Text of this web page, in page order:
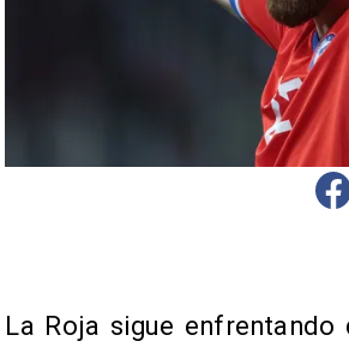
La Roja sigue